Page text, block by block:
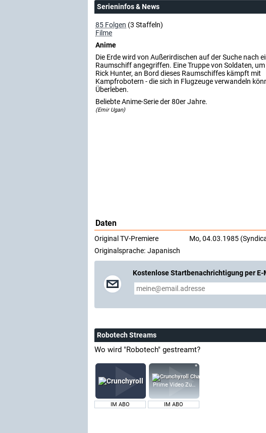
Serieninfos & News
85 Folgen (3 Staffeln)
Filme
Anime
Die Erde wird von Außerirdischen auf der Suche nach
Raumschiff angegriffen. Eine Truppe von Soldaten, um
Rick Hunter, an Bord dieses Raumschiffes kämpft mit
Kampfrobotern - die sich in Flugzeuge verwandeln
Überleben.
Beliebte Anime-Serie der 80er Jahre.
(Emir Ugan)
Daten
Original TV-Premiere
Mo, 04.03.1985
Originalsprache: Japanisch
Kostenlose Startbenachrichtigung per E-
Robotech Streams
Wo wird "Robotech" gestreamt?
IM ABO
Prime Video Zusatz-Kanäle
IM ABO